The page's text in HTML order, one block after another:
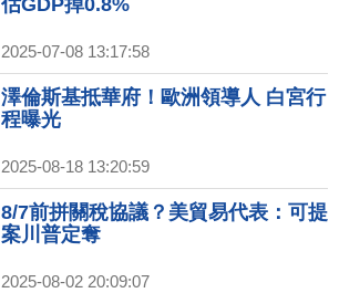
2025-07-08 13:17:58
澤倫斯基抵華府！歐洲領導人 白宮行
程曝光
2025-08-18 13:20:59
8/7前拼關稅協議？美貿易代表：可提
案川普定奪
2025-08-02 20:09:07